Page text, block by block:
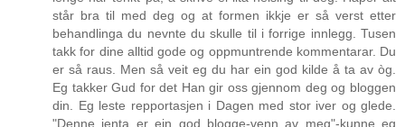
står bra til med deg og at formen ikkje er så verst etter
behandlinga du nevnte du skulle til i forrige innlegg. Tusen
takk for dine alltid gode og oppmuntrende kommentarar. Du
er så raus. Men så veit eg du har ein god kilde å ta av òg.
Eg takker Gud for det Han gir oss gjennom deg og bloggen
din. Eg leste repportasjen i Dagen med stor iver og glede.
"Denne jenta er ein god blogge-venn av meg"-kunne eg